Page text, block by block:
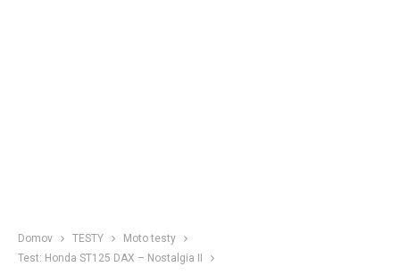
Domov TESTY
Moto testy
Test: Honda ST125 DAX – Nostalgia II